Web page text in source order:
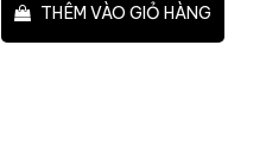
THÊM VÀO GIỎ HÀNG